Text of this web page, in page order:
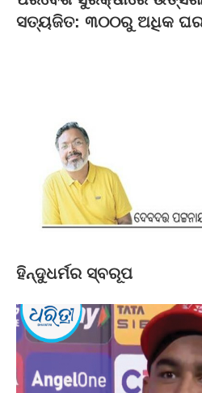
ସତ୍ୟଜିତ: ୩୦୦ରୁ ଅଧିକ
ହିନ୍ଦୁଧର୍ମର ସ୍ବରୂପ